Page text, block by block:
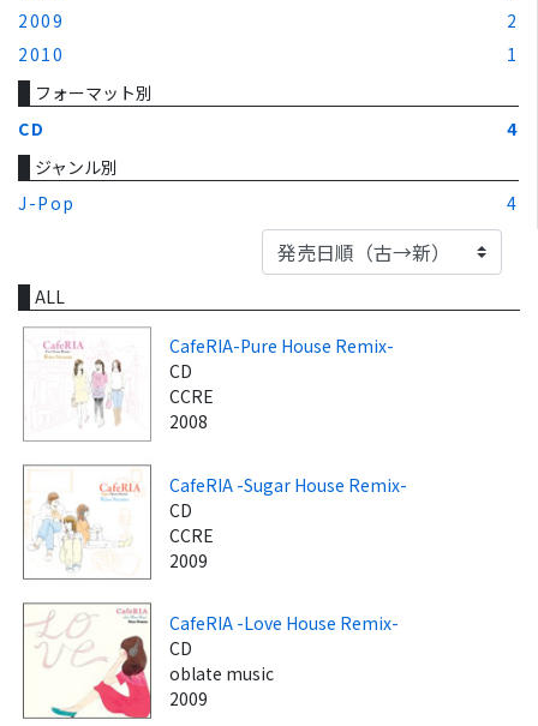
2009
2
2010
1
フォーマット別
CD
4
ジャンル別
J-Pop
4
ALL
CafeRIA-Pure House Remix-
CD
CCRE
2008
CafeRIA -Sugar House Remix-
CD
CCRE
2009
CafeRIA -Love House Remix-
CD
oblate music
2009